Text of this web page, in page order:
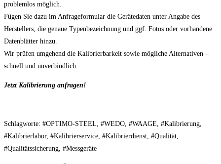
problemlos möglich.
Fügen Sie dazu im Anfrageformular die Gerätedaten unter Angabe des
Herstellers, die genaue Typenbezeichnung und ggf. Fotos oder vorhandene
Datenblätter hinzu.
Wir prüfen umgehend die Kalibrierbarkeit sowie mögliche Alternativen –
schnell und unverbindlich.
Jetzt Kalibrierung anfragen!
Schlagworte: #OPTIMO-STEEL, #WEDO, #WAAGE, #Kalibrierung,
#Kalibrierlabor, #Kalibrierservice, #Kalibrierdienst, #Qualität,
#Qualitätssicherung, #Messgeräte